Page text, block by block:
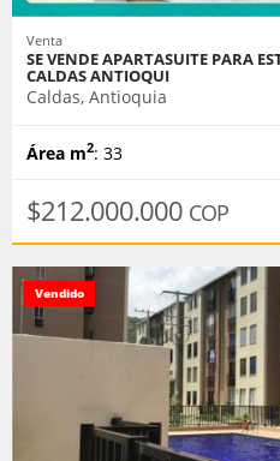
Venta
SE VENDE APARTASUITE PARA
CALDAS ANTIOQUI
Caldas, Antioquia
Área m2: 33
$212.000.000 COP
Vendido